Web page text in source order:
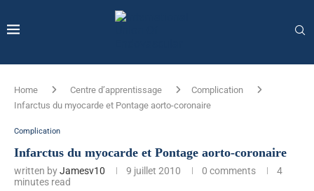
Home Centre d’apprentissage
Complication
Infarctus du myocarde et Pontage aorto-coronaire
Complication
Infarctus du myocarde et Pontage aorto-coronaire
written byJamesv10 9 juillet 2010 0 comments
4
minutes read